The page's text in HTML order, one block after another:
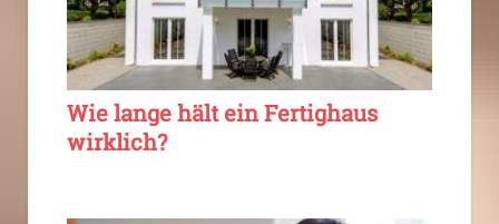
Wie lange hält ein Fertighaus
wirklich?